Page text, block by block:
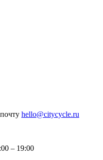
hello@citycycle.ru
– 19:00